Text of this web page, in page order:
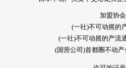
加盟协会
(一社)不可动摇的
(一社)不可动摇的产流
(国营公司)首都圈不动